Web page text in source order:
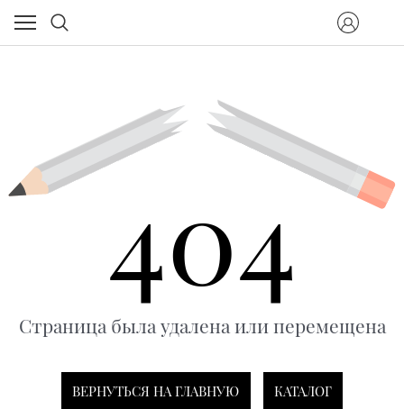
404
Страница была удалена или перемещена
ВЕРНУТЬСЯ НА ГЛАВНУЮ КАТАЛОГ